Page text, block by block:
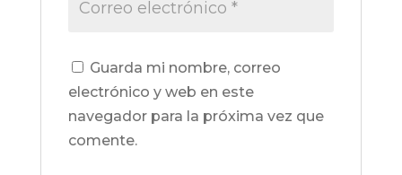
Guarda mi nombre, correo
electrónico y web en este
navegador para la próxima vez que
comente.